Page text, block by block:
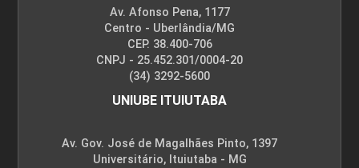
Av. Afonso Pena, 1177
Centro - Uberlândia/MG
CEP. 38.400-706
CNPJ - 25.452.301/0004-20
(34) 3292-5600
UNIUBE ITUIUTABA
Av. Gov. José de Magalhães Pinto, 1397
Universitário, Ituiutaba - MG